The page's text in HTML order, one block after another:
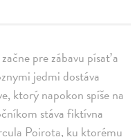
pre zábavu písať a
jedmi dostáva
ktorý napokon spíše na
stáva fiktívna
Poirota, ku ktorému